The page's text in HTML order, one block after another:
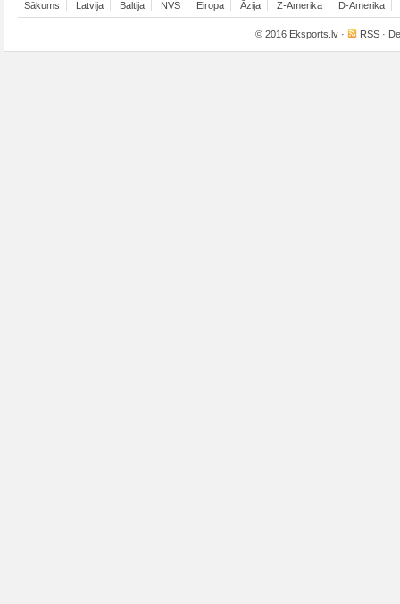
Sākums Latvija Baltija NVS Eiropa Āzija Z-Amerika D-Amerika
© 2016 Eksports.lv · RSS ·